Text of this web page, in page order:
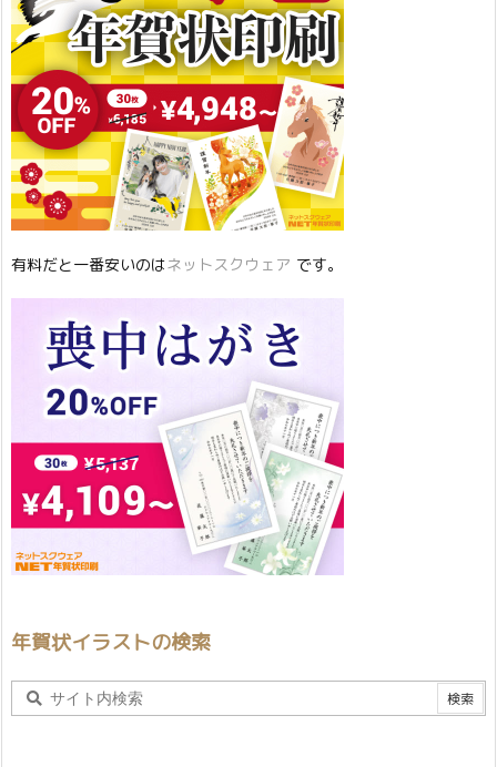
有料だと一番安いのはネットスクウェア です。
年賀状イラストの検索